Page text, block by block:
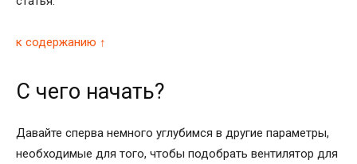
к содержанию ↑
С чего начать?
Давайте сперва немного углубимся в другие параметры,
необходимые для того, чтобы подобрать вентилятор для